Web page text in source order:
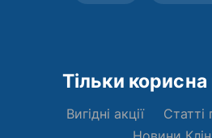
Тільки
Вигідні акції